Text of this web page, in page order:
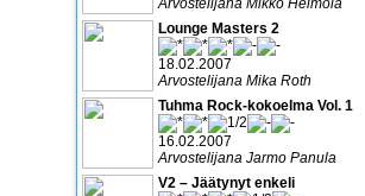
Lounge Masters 2
18.02.2007
Arvostelijana Mika Roth
Tuhma Rock-kokoelma Vol. 1
16.02.2007
Arvostelijana Jarmo Panula
V2 – Jäätynyt enkeli